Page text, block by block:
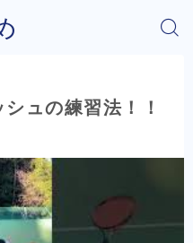
ュの練習法！！